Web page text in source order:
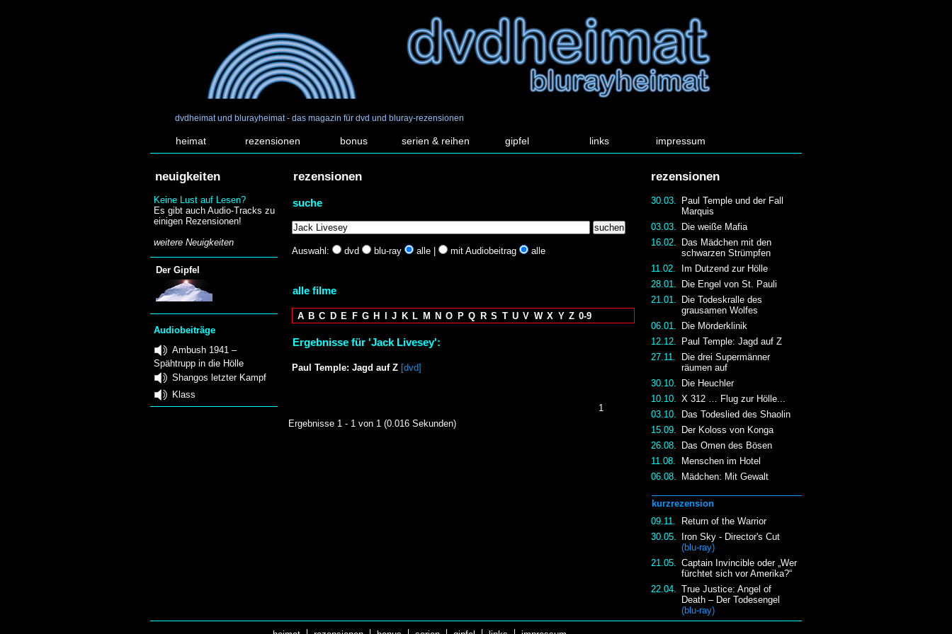
dvdheimat und blurayheimat - das magazin für dvd und bluray-rezensionen
heimat rezensionen bonus serien & reihen gipfel links impressum
neuigkeiten
Keine Lust auf Lesen?
Es gibt auch Audio-Tracks zu
einigen Rezensionen!
weitere Neuigkeiten
Der Gipfel
Audiobeiträge
Ambush 1941 –
Spähtrupp in die Hölle
Shangos letzter Kampf
Klass
rezensionen
30.03.
Paul Temple und der Fall
Marquis
03.03.
Die weiße Mafia
16.02.
Das Mädchen mit den
schwarzen Strümpfen
11.02.
Im Dutzend zur Hölle
28.01.
Die Engel von St. Pauli
21.01.
Die Todeskralle des
grausamen Wolfes
06.01.
Die Mörderklinik
12.12.
Paul Temple: Jagd auf Z
27.11.
Die drei Supermänner
räumen auf
30.10.
Die Heuchler
10.10.
X 312 … Flug zur Hölle...
03.10.
Das Todeslied des Shaolin
15.09.
Der Koloss von Konga
26.08.
Das Omen des Bösen
11.08.
Menschen im Hotel
06.08.
Mädchen: Mit Gewalt
kurzrezension
09.11.
Return of the Warrior
30.05.
Iron Sky - Director's Cut
(blu-ray)
21.05.
Captain Invincible oder „Wer
fürchtet sich vor Amerika?“
22.04.
True Justice: Angel of
Death – Der Todesengel
(blu-ray)
rezensionen
suche
Auswahl: dvd blu-ray alle | mit Audiobeitrag alle
alle filme
A B C D E F G H I J K L M N O P Q R S T U V W X Y Z 0-9
Ergebnisse für 'Jack Livesey':
Paul Temple: Jagd auf Z [dvd]
1
Ergebnisse 1 - 1 von 1 (0.016 Sekunden)